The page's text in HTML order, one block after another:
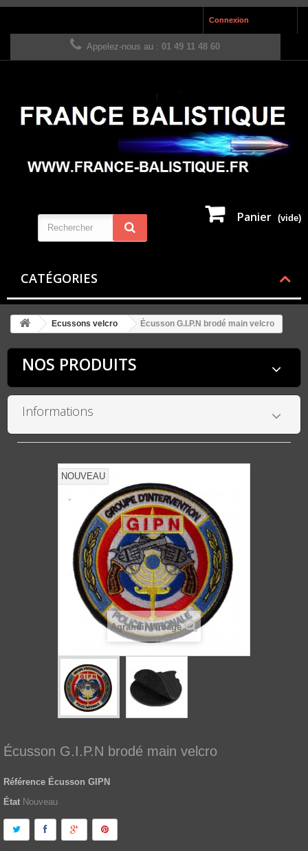
Connexion
Appelez-nous au : 01 49 11 48 60
Panier (vide)
CATÉGORIES
Ecussons velcro Écusson G.I.P.N brodé main velcro
NOS PRODUITS
Informations
NOUVEAU
Agrandir l'image
Écusson G.I.P.N brodé main velcro
Référence Écusson GIPN
État Nouveau